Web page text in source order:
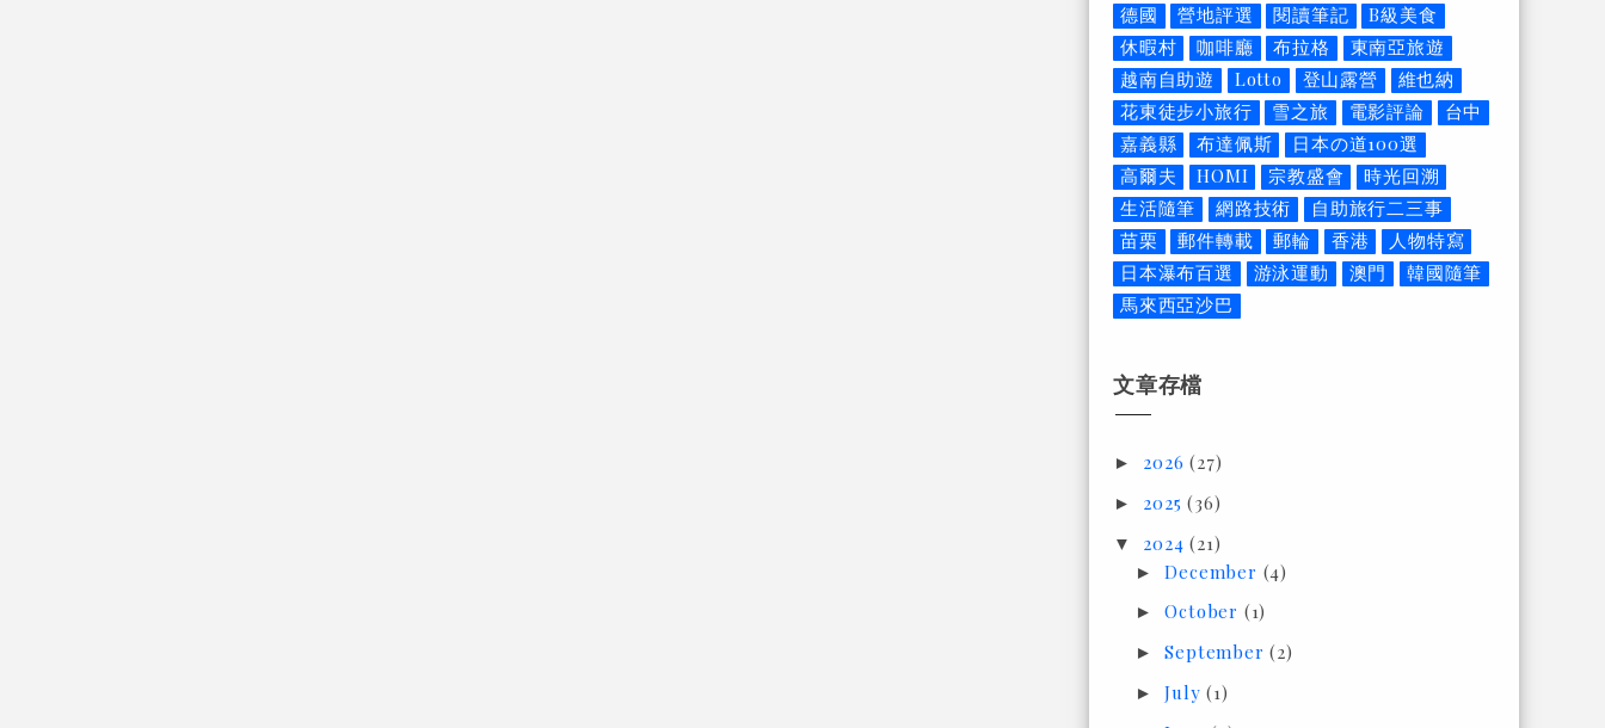
德國
營地評選 閱讀筆記
B級美食
休暇村
咖啡廳 布拉格
東南亞旅遊
越南自助遊
Lotto 登山露營
維也納
花東徒步小旅行
雪之旅 電影評論
台中
嘉義縣
布達佩斯
日本の道100選
高爾夫
HOMI 宗教盛會
時光回溯
生活隨筆
網路技術
自助旅行二三事
苗栗
郵件轉載 郵輪 香港
人物特寫
日本瀑布百選
游泳運動 澳門
韓國隨筆
馬來西亞沙巴
文章存檔
► 2026(27)
► 2025(36)
▼ 2024(21)
►December (4)
►October (1)
►September(2)
►July(1)